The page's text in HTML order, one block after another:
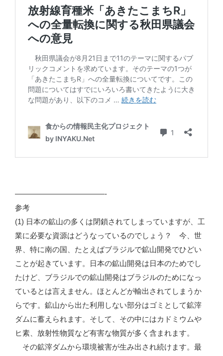
————————————-
参考
(1) 日本の鉱山の多くは閉鎖されてしまっていますが、工
業に必要な資源はどうなっているのでしょう？ 今、世
界、特に南の国、たとえばブラジルで鉱山開発でひどい
ことが起きています。日本の鉱山開発は日本のためでし
たけど、ブラジルでの鉱山開発はブラジルのためになっ
ているとは言えません。ほとんどが輸出されてしまうか
らです。鉱山から出た利用しない部分はゴミとして鉱滓
ダムに蓄えられます。そして、その中にはカドミウムや
ヒ素、放射性物質など有害な物質が多く含まれます。
その鉱滓ダムから環境被害が生み出され続けます。最